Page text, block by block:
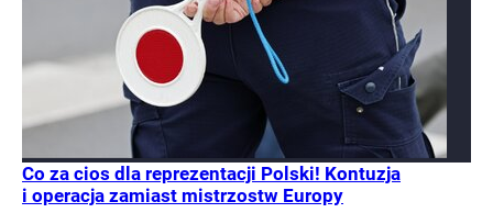
Co za cios dla reprezentacji Polski! Kontuzja
i operacja zamiast mistrzostw Europy